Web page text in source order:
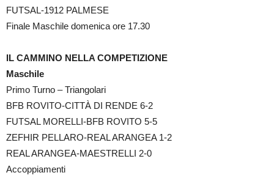
FUTSAL-1912 PALMESE
Finale Maschile domenica ore 17.30
IL CAMMINO NELLA COMPETIZIONE
Maschile
Primo Turno – Triangolari
BFB ROVITO-CITTÀ DI RENDE 6-2
FUTSAL MORELLI-BFB ROVITO 5-5
ZEFHIR PELLARO-REAL ARANGEA 1-2
REAL ARANGEA-MAESTRELLI 2-0
Accoppiamenti